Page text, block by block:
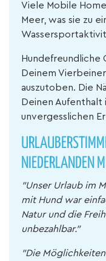
Viele Mobile
Meer, was sie zu
Hundefreundliche
Deinem
auszutoben. Die
Deinen Aufenthalt
unvergesslichen
NIEDERLANDEN
"Unser Urlaub im
mit Hund war
Natur und die
unbezahlbar."
"Die